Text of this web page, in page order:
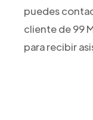
puedes
cliente de 99
para recibir